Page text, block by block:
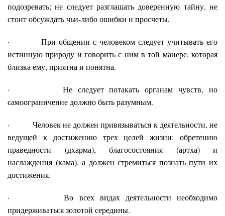
подозревать; не следует разглашать доверенную тайну, не
стоит обсуждать чьи-либо ошибки и просчеты.
· При общении с человеком следует учитывать его
истинную природу и говорить с ним в той манере, которая
близка ему, приятна и понятна.
· Не следует потакать органам чувств, но
самоограничение должно быть разумным.
· Человек не должен привязываться к деятельности, не
ведущей к достижению трех целей жизни: обретению
праведности (дхарма), благосостояния (артха) и
наслаждения (кама), а должен стремиться познать пути их
достижения.
· Во всех видах деятельности необходимо
придерживаться золотой середины.